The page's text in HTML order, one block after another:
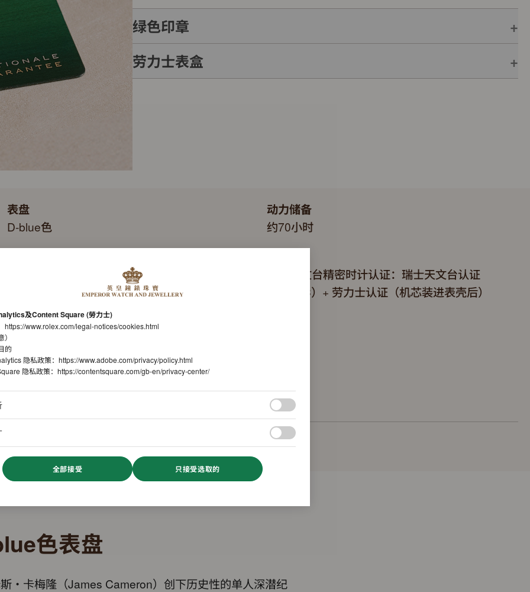
绿色印章
每只劳力士腕表均附有全球五年保用保证，并附上绿色印章，此印章是超卓天文台精密时计
劳力士表盒
表盘
D-blue色
自动上链机械恒动机芯
机芯型号
劳力士3235型机芯
动力储备
约70小时
超卓天文台精密时计认证：瑞士天文台认证
（COSC）+ 劳力士认证（机芯装进表壳后）
色表盘
・卡梅隆（James Cameron）创下历史性的单人深潜纪
及Content Square (勞力士)
https://www.rolex.com/legal-notices/cookies.html
的
隐私政策： https://www.adobe.com/privacy/policy.html
隐私政策： https://contentsquare.com/gb-en/privacy-center/
全部接受 只接受选取的